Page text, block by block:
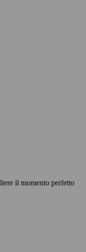
il momento perfetto